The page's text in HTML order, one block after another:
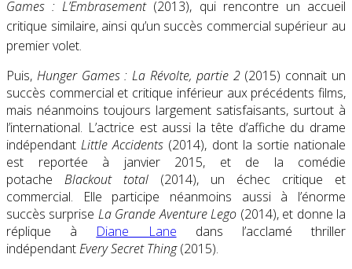
Games : L’Embrasement (2013), qui rencontre un accueil
critique similaire, ainsi qu’un succès commercial supérieur au
premier volet.
Puis, Hunger Games : La Révolte, partie 2 (2015) connait un
succès commercial et critique inférieur aux précédents films,
mais néanmoins toujours largement satisfaisants, surtout à
l’international. L’actrice est aussi la tête d’affiche du drame
indépendantLittle Accidents (2014), dont la sortie nationale
est reportée à janvier 2015, et de la comédie
potache Blackout total (2014), un échec critique et
commercial. Elle participe néanmoins aussi à l’énorme
succès surprise La Grande Aventure Lego (2014), et donne la
réplique à Diane Lane dans l’acclamé thriller
indépendantEvery Secret Thing(2015).